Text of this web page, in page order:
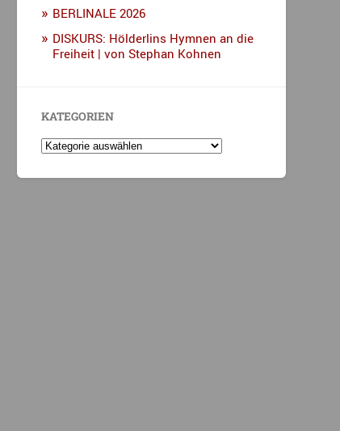
BERLINALE 2026
DISKURS: Hölderlins Hymnen an die
Freiheit | von Stephan Kohnen
KATEGORIEN